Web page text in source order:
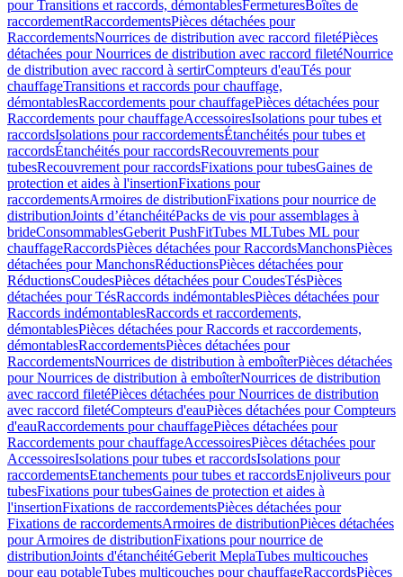
pour Transitions et raccords, démontablesFermeturesBoîtes de
raccordementRaccordementsPièces détachées pour
RaccordementsNourrices de distribution avec raccord filetéPièces
détachées pour Nourrices de distribution avec raccord filetéNourrice
de distribution avec raccord à sertirCompteurs d'eauTés pour
chauffageTransitions et raccords pour chauffage,
démontablesRaccordements pour chauffagePièces détachées pour
Raccordements pour chauffageAccessoiresIsolations pour tubes et
raccordsIsolations pour raccordementsÉtanchéités pour tubes et
raccordsÉtanchéités pour raccordsRecouvrements pour
tubesRecouvrement pour raccordsFixations pour tubesGaines de
protection et aides à l'insertionFixations pour
raccordementsArmoires de distributionFixations pour nourrice de
distributionJoints d’étanchéitéPacks de vis pour assemblages à
brideConsommablesGeberit PushFitTubes MLTubes ML pour
chauffageRaccordsPièces détachées pour RaccordsManchonsPièces
détachées pour ManchonsRéductionsPièces détachées pour
RéductionsCoudesPièces détachées pour CoudesTésPièces
détachées pour TésRaccords indémontablesPièces détachées pour
Raccords indémontablesRaccords et raccordements,
démontablesPièces détachées pour Raccords et raccordements,
démontablesRaccordementsPièces détachées pour
RaccordementsNourrices de distribution à emboîterPièces détachées
pour Nourrices de distribution à emboîterNourrices de distribution
avec raccord filetéPièces détachées pour Nourrices de distribution
avec raccord filetéCompteurs d'eauPièces détachées pour Compteurs
d'eauRaccordements pour chauffagePièces détachées pour
Raccordements pour chauffageAccessoiresPièces détachées pour
AccessoiresIsolations pour tubes et raccordsIsolations pour
raccordementsEtanchements pour tubes et raccordsEnjoliveurs pour
tubesFixations pour tubesGaines de protection et aides à
l'insertionFixations de raccordementsPièces détachées pour
Fixations de raccordementsArmoires de distributionPièces détachées
pour Armoires de distributionFixations pour nourrice de
distributionJoints d'étanchéitéGeberit MeplaTubes multicouches
pour eau potableTubes multicouches pour chauffageRaccordsPièces